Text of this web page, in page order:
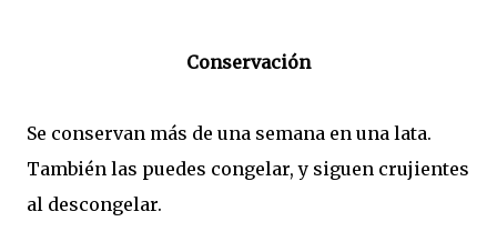
Conservación
Se conservan más de una semana en una lata.
También las puedes congelar, y siguen crujientes
al descongelar.